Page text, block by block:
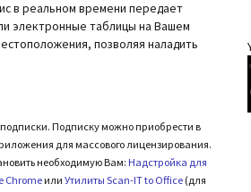
в реальном времени передает
электронные таблицы на Вашем
позволяя наладить
Подписку можно приобрести в
для массового лицензирования.
необходимую Вам: Надстройка для
ChromeилиУтилиты Scan-IT to Office (для